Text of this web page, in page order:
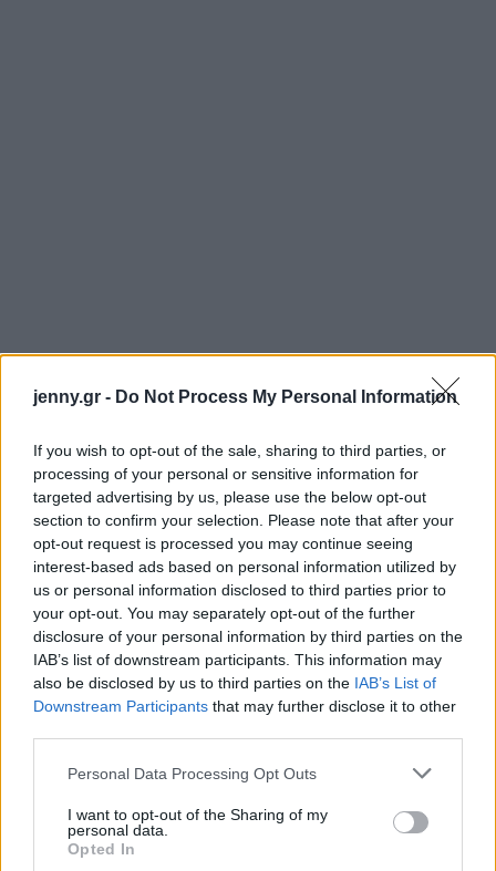
jenny.gr - Do Not Process My Personal Information
If you wish to opt-out of the sale, sharing to third parties, or
processing of your personal or sensitive information for
targeted advertising by us, please use the below opt-out
section to confirm your selection. Please note that after your
opt-out request is processed you may continue seeing
interest-based ads based on personal information utilized by
us or personal information disclosed to third parties prior to
your opt-out. You may separately opt-out of the further
disclosure of your personal information by third parties on the
IAB’s list of downstream participants. This information may
also be disclosed by us to third parties on the IAB’s List of
Downstream Participants that may further disclose it to other
Please note that this website/app uses one or more Google
not limited to your visit or usage behaviour. You may click to
grant or deny consent to Google and its third-party tags to
use your data for below specified purposes in below Google
Personal Data Processing Opt Outs
I want to opt-out of the Sharing of my
personal data.
Opted In